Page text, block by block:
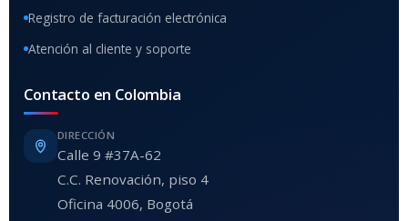
Registro de facturación electrónica
Atención al cliente y soporte
Contacto en Colombia
DIRECCIÓN
Calle 9 #37A-62
C.C. Renovación, piso 4
Oficina 4006, Bogotá